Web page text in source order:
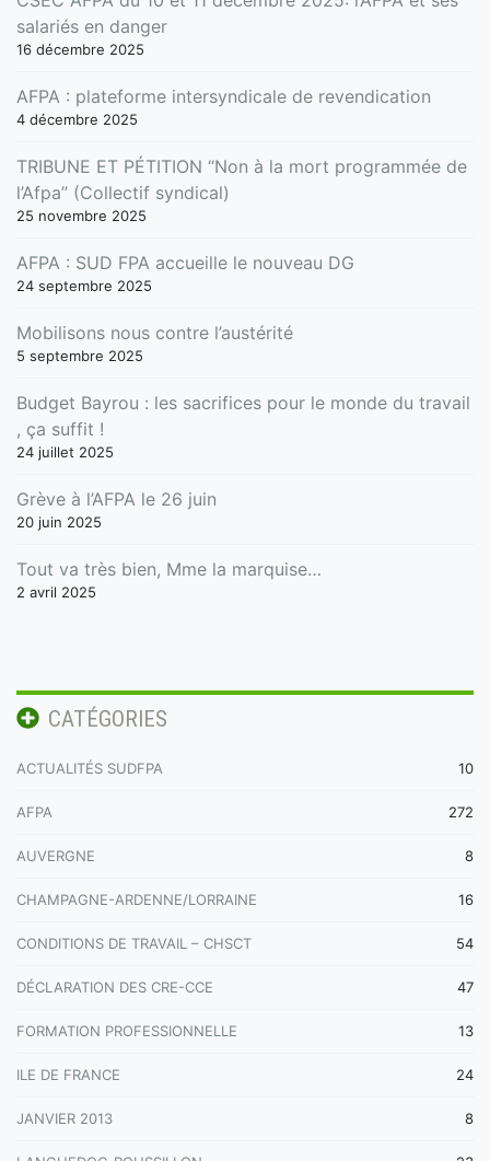
salariés en danger
16 décembre 2025
AFPA : plateforme intersyndicale de revendication
4 décembre 2025
TRIBUNE ET PÉTITION “Non à la mort programmée de
l’Afpa” (Collectif syndical)
25 novembre 2025
AFPA : SUD FPA accueille le nouveau DG
24 septembre 2025
Mobilisons nous contre l’austérité
5 septembre 2025
Budget Bayrou : les sacrifices pour le monde du travail
, ça suffit !
24 juillet 2025
Grève à l’AFPA le 26 juin
20 juin 2025
Tout va très bien, Mme la marquise…
2 avril 2025
CATÉGORIES
ACTUALITÉS SUDFPA 10
AFPA 272
AUVERGNE 8
CHAMPAGNE-ARDENNE/LORRAINE 16
CONDITIONS DE TRAVAIL – CHSCT 54
DÉCLARATION DES CRE-CCE 47
FORMATION PROFESSIONNELLE 13
ILE DE FRANCE 24
JANVIER 2013 8